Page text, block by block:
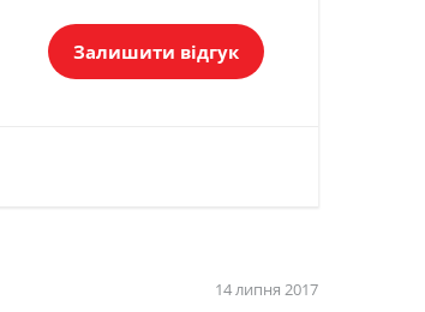
Залишити відгук
14 липня 2017